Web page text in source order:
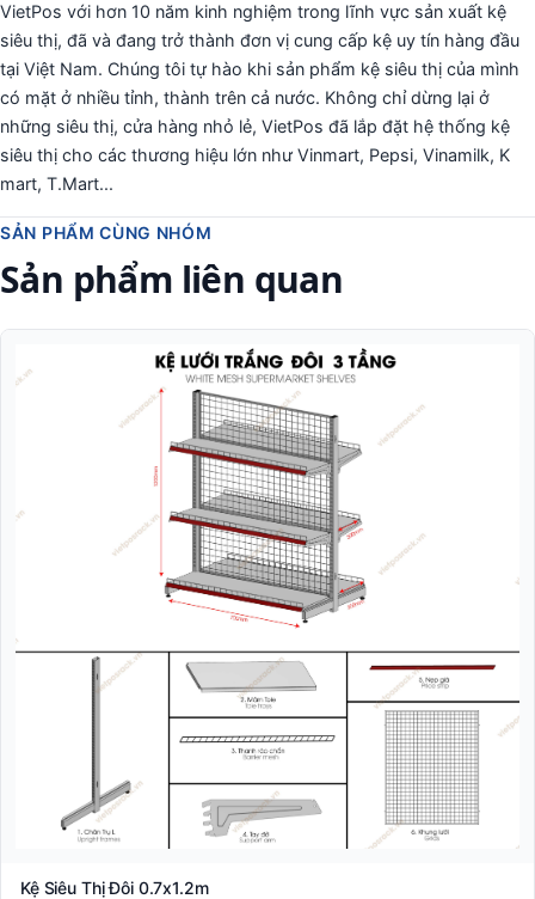
VietPos với hơn 10 năm kinh nghiệm trong lĩnh vực sản xuất kệ
siêu thị, đã và đang trở thành đơn vị cung cấp kệ uy tín hàng đầu
tại Việt Nam. Chúng tôi tự hào khi sản phẩm kệ siêu thị của mình
có mặt ở nhiều tỉnh, thành trên cả nước. Không chỉ dừng lại ở
những siêu thị, cửa hàng nhỏ lẻ, VietPos đã lắp đặt hệ thống kệ
siêu thị cho các thương hiệu lớn như Vinmart, Pepsi, Vinamilk, K
mart, T.Mart...
SẢN PHẨM CÙNG NHÓM
Sản phẩm liên quan
Kệ Siêu Thị Đôi 0.7x1.2m